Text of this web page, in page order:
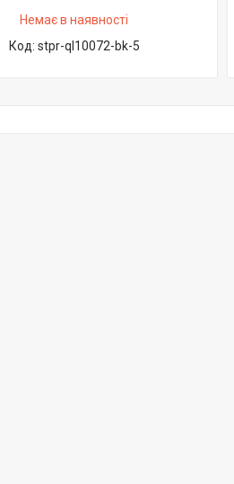
Немає в наявності
stpr-ql10072-bk-5